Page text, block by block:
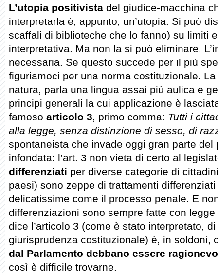
L’utopia positivista del giudice-macchina
interpretarla è, appunto, un’utopia. Si può
scaffali di biblioteche che lo fanno) su limiti
interpretativa. Ma non la si può eliminare.
necessaria. Se questo succede per il più
figuriamoci per una norma costituzionale.
natura, parla una lingua assai più aulica e
principi generali la cui applicazione è
famoso articolo 3, primo comma: Tutti i
alla legge, senza distinzione di sesso, di
spontaneista che invade oggi gran parte del
infondata: l’art. 3 non vieta di certo al
differenziati per diverse categorie di
paesi) sono zeppe di trattamenti
delicatissime come il processo penale. E
differenziazioni sono sempre fatte con
dice l’articolo 3 (come è stato interpretato,
giurisprudenza costituzionale) è, in soldoni,
dal Parlamento debbano essere
così è difficile trovarne.